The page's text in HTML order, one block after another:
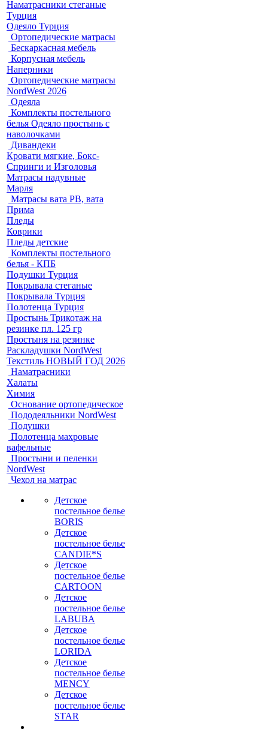
Наматрасники стеганые
Турция
Одеяло Турция
Ортопедические матрасы
Бескаркасная мебель
Корпусная мебель
Наперники
Ортопедические матрасы
NordWest 2026
Одеяла
Комплекты постельного
белья Одеяло простынь с
наволочками
Дивандеки
Кровати мягкие, Бокс-
Спринги и Изголовья
Матрасы надувные
Марля
Матрасы вата РВ, вата
Прима
Пледы
Коврики
Пледы детские
Комплекты постельного
белья - КПБ
Подушки Турция
Покрывала стеганые
Покрывала Турция
Полотенца Турция
Простынь Трикотаж на
резинке пл. 125 гр
Простыня на резинке
Раскладушки NordWest
Текстиль НОВЫЙ ГОД 2026
Наматрасники
Халаты
Химия
Основание ортопедическое
Пододеяльники NordWest
Подушки
Полотенца махровые
вафельные
Простыни и пеленки
NordWest
Чехол на матрас
Детское
постельное белье
BORIS
Детское
постельное белье
CANDIE*S
Детское
постельное белье
CARTOON
Детское
постельное белье
LABUBA
Детское
постельное белье
LORIDA
Детское
постельное белье
MENCY
Детское
постельное белье
STAR